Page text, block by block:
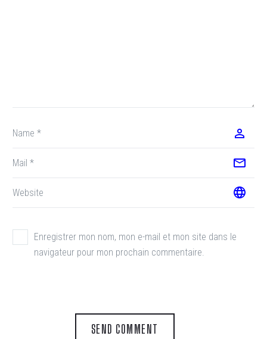
Enregistrer mon nom, mon e-mail et mon site dans le
navigateur pour mon prochain commentaire.
SEND COMMENT